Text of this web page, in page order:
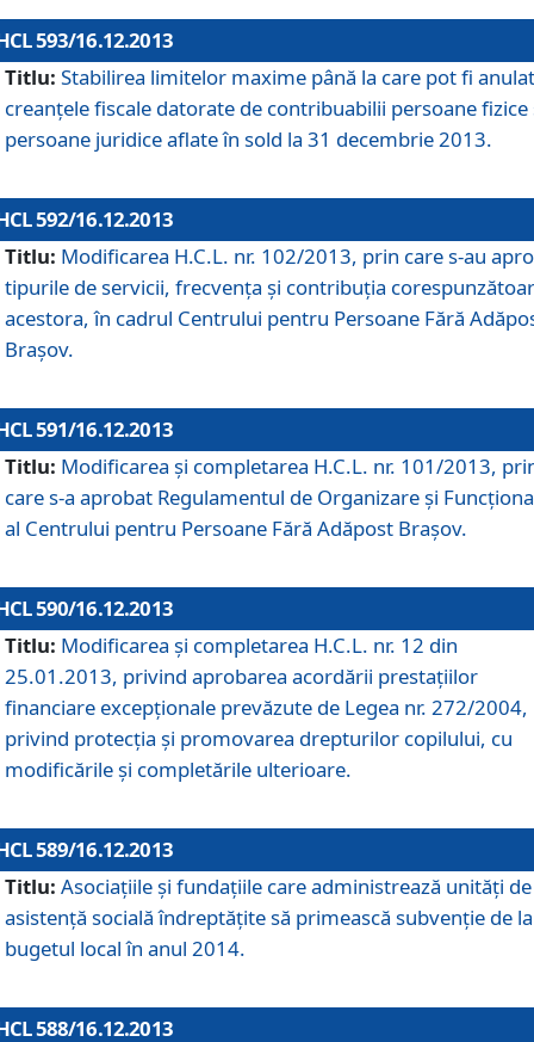
593/16.12.2013
Titlu: Stabilirea limitelor maxime până la care pot fi
creanţele fiscale datorate de contribuabilii persoane fizice
persoane juridice aflate în sold la 31 decembrie 2013.
592/16.12.2013
Titlu: Modificarea H.C.L. nr. 102/2013, prin care s-au
tipurile de servicii, frecvenţa şi contribuţia
acestora, în cadrul Centrului pentru Persoane Fără
Braşov.
591/16.12.2013
Titlu: Modificarea şi completarea H.C.L. nr. 101/2013,
care s-a aprobat Regulamentul de Organizare şi
al Centrului pentru Persoane Fără Adăpost Braşov.
590/16.12.2013
Titlu: Modificarea şi completarea H.C.L. nr. 12 din
25.01.2013, privind aprobarea acordării prestaţiilor
financiare excepţionale prevăzute de Legea nr. 272/2004,
privind protecţia şi promovarea drepturilor copilului, cu
modificările şi completările ulterioare.
589/16.12.2013
Titlu: Asociaţiile şi fundaţiile care administrează unităţi de
asistenţă socială îndreptăţite să primească subvenţie de la
bugetul local în anul 2014.
588/16.12.2013